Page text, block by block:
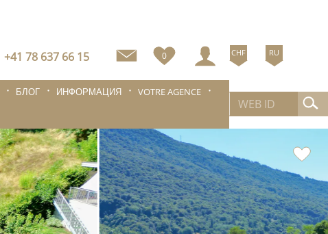
+41 78 637 66 15 0 CHF RU
БЛОГ ИНФОРМАЦИЯ
VOTRE AGENCE